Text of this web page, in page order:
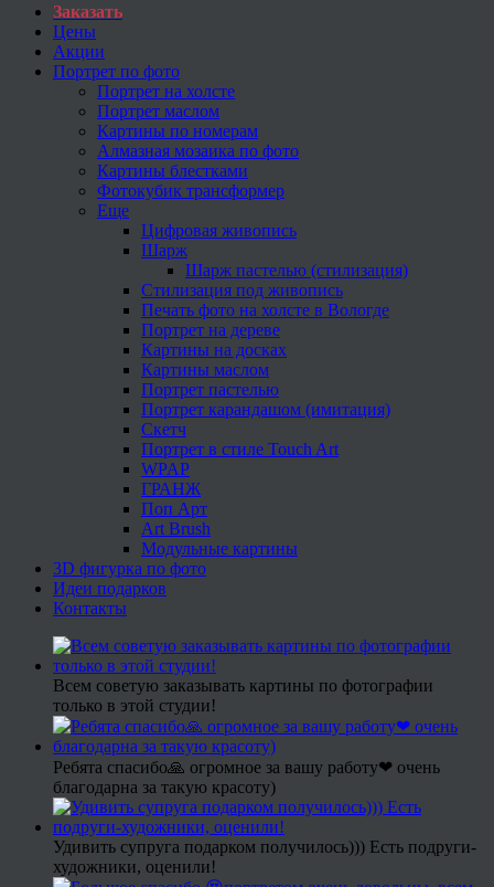
Заказать
Цены
Акции
Портрет по фото
Портрет на холсте
Портрет маслом
Картины по номерам
Алмазная мозаика по фото
Картины блестками
Фотокубик трансформер
Еще
Цифровая живопись
Шарж
Шарж пастелью (стилизация)
Стилизация под живопись
Печать фото на холсте в Вологде
Портрет на дереве
Картины на досках
Картины маслом
Портрет пастелью
Портрет карандашом (имитация)
Скетч
Портрет в стиле Touch Art
WPAP
ГРАНЖ
Поп Арт
Art Brush
Модульные картины
3D фигурка по фото
Идеи подарков
Контакты
Всем советую заказывать картины по фотографии
только в этой студии!
Ребята спасибо🙏 огромное за вашу работу❤ очень
благодарна за такую красоту)
Удивить супруга подарком получилось))) Есть подруги-
художники, оценили!